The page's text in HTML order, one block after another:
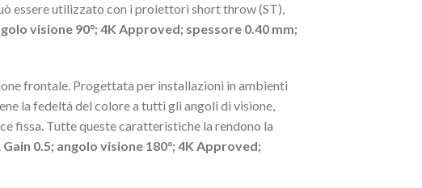
essere utilizzato con i proiettori short throw (ST),
visione 90°; 4K Approved; spessore 0.40 mm;
frontale. Progettata per installazioni in ambienti
la fedeltà del colore a tutti gli angoli di visione,
fissa. Tutte queste caratteristiche la rendono la
Gain 0.5; angolo visione 180°; 4K Approved;